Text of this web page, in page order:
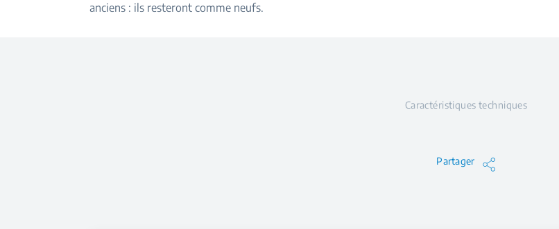
anciens : ils resteront comme neufs.
Caractéristiques techniques
Partager